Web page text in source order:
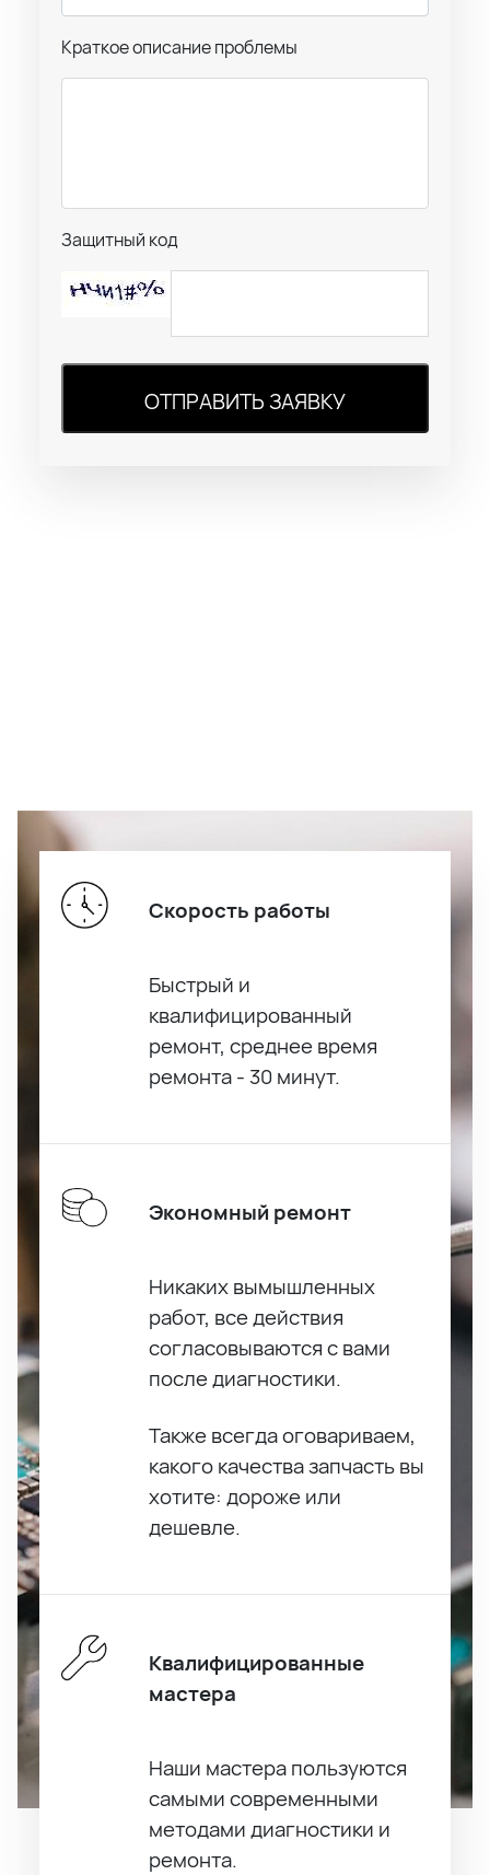
Краткое описание проблемы
Защитный код
ОТПРАВИТЬ ЗАЯВКУ
Скорость работы
Быстрый и
квалифицированный
ремонт, среднее время
ремонта - 30 минут.
Экономный ремонт
Никаких вымышленных
работ, все действия
согласовываются с вами
после диагностики.
Также всегда оговариваем,
какого качества запчасть вы
хотите: дороже или
дешевле.
Квалифицированные
мастера
Наши мастера пользуются
самыми современными
методами диагностики и
ремонта.